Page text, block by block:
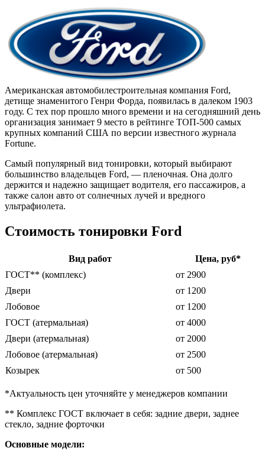
Американская автомобилестроительная компания Ford,
детище знаменитого Генри Форда, появилась в далеком 1903
году. С тех пор прошло много времени и на сегодняшний день
организация занимает 9 место в рейтинге ТОП-500 самых
крупных компаний США по версии известного журнала
Fortune.
Самый популярный вид тонировки, который выбирают
большинство владельцев Ford, — пленочная. Она долго
держится и надежно защищает водителя, его пассажиров, а
также салон авто от солнечных лучей и вредного
ультрафиолета.
Стоимость тонировки Ford
Вид работ
Цена, руб*
ГОСТ** (комплекс)
от 2900
Двери
от 1200
Лобовое
от 1200
ГОСТ (атермальная)
от 4000
Двери (атермальная)
от 2000
Лобовое (атермальная)
от 2500
Козырек
от 500
*Актуальность цен уточняйте у менеджеров компании
** Комплекс ГОСТ включает в себя: задние двери, заднее
стекло, задние форточки
Основные модели: